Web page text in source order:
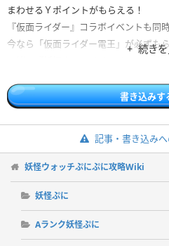
まわせるＹポイントがもらえる！
『仮面ライダー』コラボイベントも同
今なら「仮面ライダー電王」が必ずも
https://yokai-punipuni.jp/cp5-line/
※上記のURLからプレイすると、この
トが届きます。2020年7月16日まで有
続き
書き込みす
記事・書き込み
妖怪ウォッチぷにぷに攻略Wiki
妖怪ぷに
Aランク妖怪ぷに